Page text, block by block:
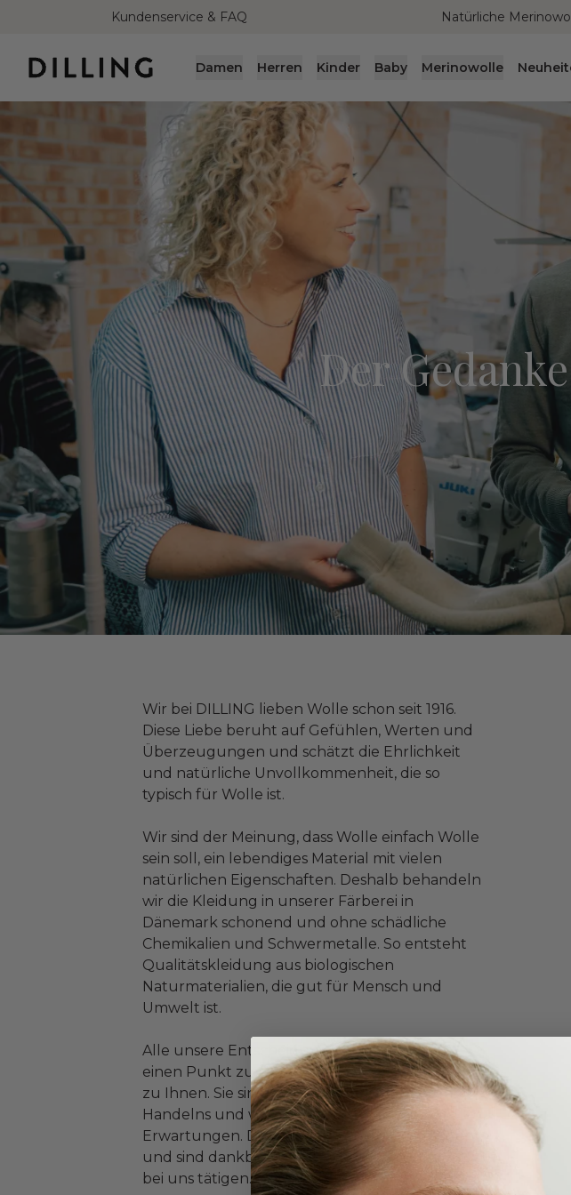
Kundenservice & FAQ Natürliche
Damen Herren Kinder Baby Merinowolle
Der
Wir bei DILLING lieben Wolle schon seit 1916.
Diese Liebe beruht auf Gefühlen, Werten und
Überzeugungen und schätzt die Ehrlichkeit
und natürliche Unvollkommenheit, die so
typisch für Wolle ist.
Wir sind der Meinung, dass Wolle einfach Wolle
sein soll, ein lebendiges Material mit vielen
natürlichen Eigenschaften. Deshalb behandeln
wir die Kleidung in unserer Färberei in
Dänemark schonend und ohne schädliche
Chemikalien und Schwermetalle. So entsteht
Qualitätskleidung aus biologischen
Naturmaterialien, die gut für Mensch und
Umwelt ist.
Alle unsere Entscheidungen führen uns an
einen Punkt zurück, zu unseren Kunden – also
zu Ihnen. Sie sind der Fokus unseres gesamten
Handelns und wir kennen Ihre hohen
Erwartungen. Deshalb bleiben wir bescheiden
und sind dankbar für jede Bestellung, die Sie
bei uns tätigen.